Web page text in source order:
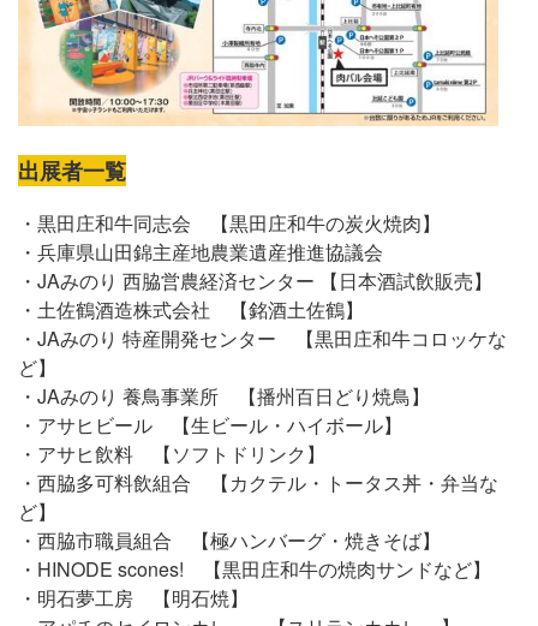
出展者一覧
・黒田庄和牛同志会 【黒田庄和牛の炭火焼肉】
・兵庫県山田錦主産地農業遺産推進協議会
・JAみのり 西脇営農経済センター 【日本酒試飲販売】
・土佐鶴酒造株式会社 【銘酒土佐鶴】
・JAみのり 特産開発センター 【黒田庄和牛コロッケな
ど】
・JAみのり 養鳥事業所 【播州百日どり焼鳥】
・アサヒビール 【生ビール・ハイボール】
・アサヒ飲料 【ソフトドリンク】
・西脇多可料飲組合 【カクテル・トータス丼・弁当な
ど】
・西脇市職員組合 【極ハンバーグ・焼きそば】
・HINODE scones! 【黒田庄和牛の焼肉サンドなど】
・明石夢工房 【明石焼】